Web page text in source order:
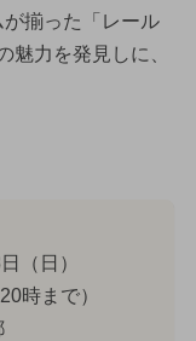
揃った「レール
魅力を発見しに、
（日）
時まで）